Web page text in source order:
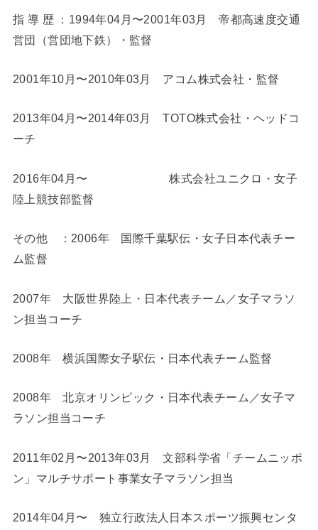
指 導 歴 ：1994年04月〜2001年03月 帝都高速度交通
営団（営団地下鉄）・監督
2001年10月〜2010年03月 アコム株式会社・監督
2013年04月〜2014年03月 TOTO株式会社・ヘッドコ
ーチ
2016年04月〜 株式会社ユニクロ・女子
陸上競技部監督
その他 ：2006年 国際千葉駅伝・女子日本代表チー
ム監督
2007年 大阪世界陸上・日本代表チーム／女子マラソ
ン担当コーチ
2008年 横浜国際女子駅伝・日本代表チーム監督
2008年 北京オリンピック・日本代表チーム／女子マ
ラソン担当コーチ
2011年02月〜2013年03月 文部科学省「チームニッポ
ン」マルチサポート事業女子マラソン担当
2014年04月〜 独立行政法人日本スポーツ振興センタ